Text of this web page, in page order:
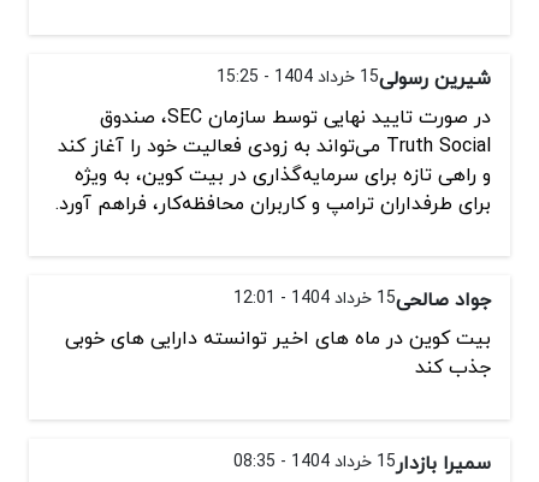
شیرین رسولی15 خرداد 1404 - 15:25
در صورت تایید نهایی توسط سازمان SEC، صندوق
Truth Social می‌تواند به زودی فعالیت خود را آغاز کند
و راهی تازه برای سرمایه‌گذاری در بیت کوین، به‌ ویژه
برای طرفداران ترامپ و کاربران محافظه‌کار، فراهم آورد.
جواد صالحی15 خرداد 1404 - 12:01
بیت کوین در ماه های اخیر توانسته دارایی های خوبی
جذب کند
سمیرا بازدار15 خرداد 1404 - 08:35